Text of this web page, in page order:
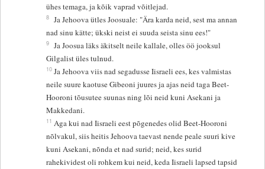
ühes temaga, ja kõik vaprad võitlejad.
8 Ja Jehoova ütles Joosuale: "Ära karda neid, sest ma annan
nad sinu kätte; ükski neist ei suuda seista sinu ees!"
9 Ja Joosua läks äkitselt neile kallale, olles öö jooksul
Gilgalist üles tulnud.
10 Ja Jehoova viis nad segadusse Iisraeli ees, kes valmistas
neile suure kaotuse Gibeoni juures ja ajas neid taga Beet-
Hooroni tõusutee suunas ning lõi neid kuni Asekani ja
Makkedani.
11 Aga kui nad Iisraeli eest põgenedes olid Beet-Hooroni
nõlvakul, siis heitis Jehoova taevast nende peale suuri kive
kuni Asekani, nõnda et nad surid; neid, kes surid
rahekividest oli rohkem kui neid, keda Iisraeli lapsed tapsid